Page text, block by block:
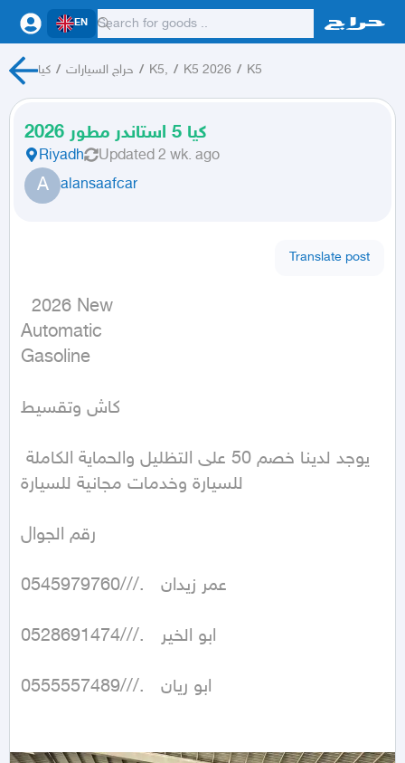
EN
كيا / حراج السيارات / K5, / K5 2026 / K5
كيا 5 استاندر مطور 2026
Riyadh Updated 2 wk. ago
A alansaafcar
Translate post
Automatic
Gasoline
كاش وتقسيط
للسيارة وخدمات مجانية للسيارة
رقم الجوال
0545979760///.   عمر زيدان
0528691474///.   ابو الخير
0555557489///.   ابو ريان